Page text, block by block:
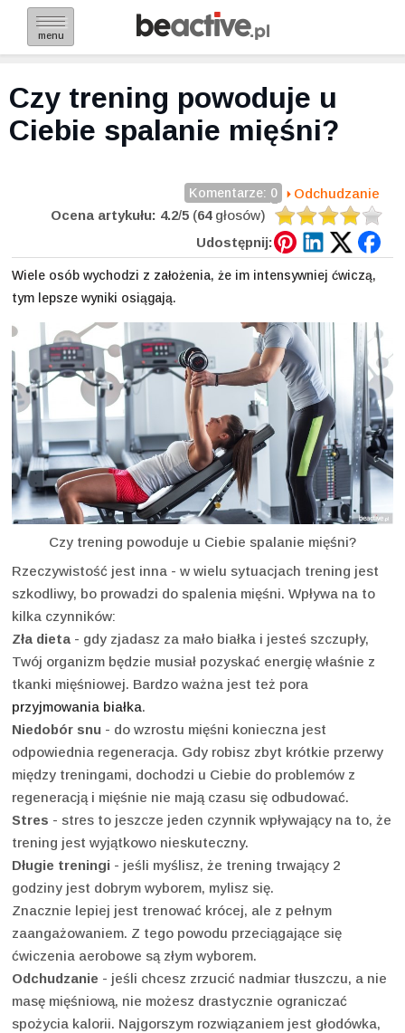
menu
Czy trening powoduje u
Ciebie spalanie mięśni?
Odchudzanie
Komentarze: 0
Ocena artykułu: 4.2/5 (64głosów)
Udostępnij:
Wiele osób wychodzi z założenia, że im intensywniej ćwiczą,
tym lepsze wyniki osiągają.
Czy trening powoduje u Ciebie spalanie mięśni?
Rzeczywistość jest inna - w wielu sytuacjach trening jest
szkodliwy, bo prowadzi do spalenia mięśni. Wpływa na to
kilka czynników:
Zła dieta - gdy zjadasz za mało białka i jesteś szczupły,
Twój organizm będzie musiał pozyskać energię właśnie z
tkanki mięśniowej. Bardzo ważna jest też pora
przyjmowania białka.
Niedobór snu - do wzrostu mięśni konieczna jest
odpowiednia regeneracja. Gdy robisz zbyt krótkie przerwy
między treningami, dochodzi u Ciebie do problemów z
regeneracją i mięśnie nie mają czasu się odbudować.
Stres - stres to jeszcze jeden czynnik wpływający na to, że
trening jest wyjątkowo nieskuteczny.
Długie treningi - jeśli myślisz, że trening trwający 2
godziny jest dobrym wyborem, mylisz się.
Znacznie lepiej jest trenować krócej, ale z pełnym
zaangażowaniem. Z tego powodu przeciągające się
ćwiczenia aerobowe są złym wyborem.
Odchudzanie - jeśli chcesz zrzucić nadmiar tłuszczu, a nie
masę mięśniową, nie możesz drastycznie ograniczać
spożycia kalorii. Najgorszym rozwiązaniem jest głodówka,